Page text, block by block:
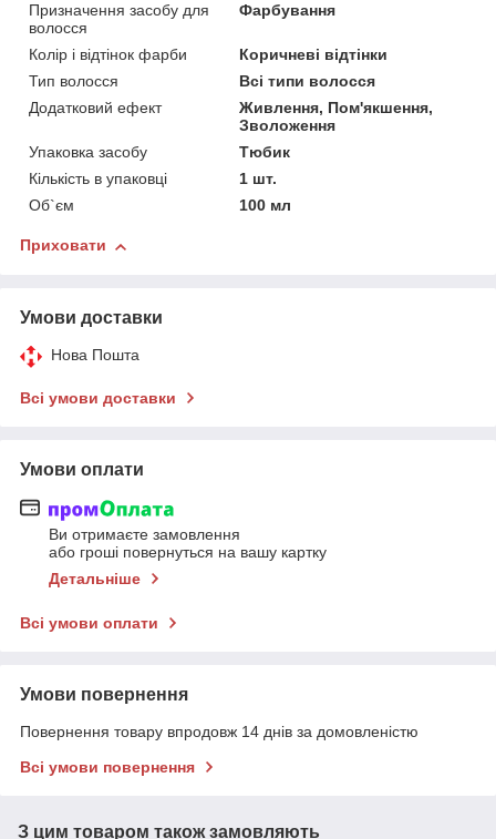
Призначення засобу для
волосся
Фарбування
Колір і відтінок фарби
Коричневі відтінки
Тип волосся
Всі типи волосся
Додатковий ефект
Живлення, Пом'якшення,
Зволоження
Упаковка засобу
Тюбик
Кількість в упаковці
1 шт.
Об`єм
100 мл
Приховати
Умови доставки
Нова Пошта
Всі умови доставки
Умови оплати
Ви отримаєте замовлення
або гроші повернуться на вашу картку
Детальніше
Всі умови оплати
Умови повернення
Повернення товару впродовж 14 днів за домовленістю
Всі умови повернення
З цим товаром також замовляють